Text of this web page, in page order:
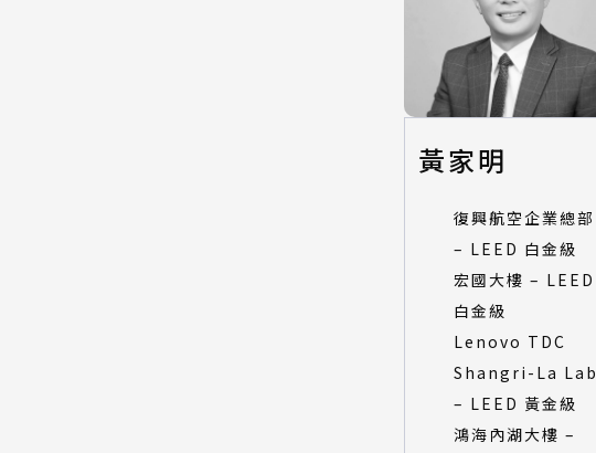
黃家明
復興航空企業總部
– LEED 白金級
宏國大樓 – LEED
白金級
Lenovo TDC
Shangri-La Lab
– LEED 黃金級
鴻海內湖大樓 –